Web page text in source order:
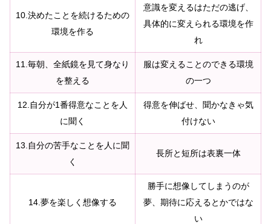
10.決めたことを続けるための
環境を作る
意識を変えるはただの逃げ、
具体的に変えられる環境を作
れ
11.毎朝、全紙鏡を見て身なり
を整える
服は変えることのできる環境
の一つ
12.自分が1番得意なことを人
に聞く
得意を伸ばせ、聞かなきゃ気
付けない
13.自分の苦手なことを人に聞
く
長所と短所は表裏一体
14.夢を楽しく想像する
勝手に想像してしまうのが
夢、期待に応えるとかではな
い